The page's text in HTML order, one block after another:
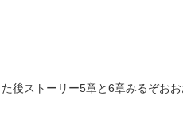
後ストーリー5章と6章みるぞおお